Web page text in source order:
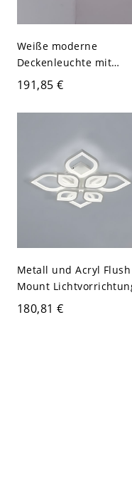
Weiße moderne
Deckenleuchte mit
weißem Glasschirm -
110V-120V 40,64 cm
Schichtung
191,85 €
Metall und Acryl Flush
Mount
Innen Flush Mount in
Weiß - 110V-120V 69,85
180,81 €